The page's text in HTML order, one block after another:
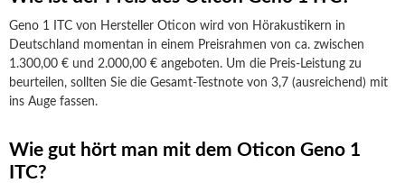
Geno 1 ITC von Hersteller Oticon wird von Hörakustikern in
Deutschland momentan in einem Preisrahmen von ca. zwischen
1.300,00 € und 2.000,00 € angeboten. Um die Preis-Leistung zu
beurteilen, sollten Sie die Gesamt-Testnote von 3,7 (ausreichend) mit
ins Auge fassen.
Wie gut hört man mit dem Oticon Geno 1
ITC?